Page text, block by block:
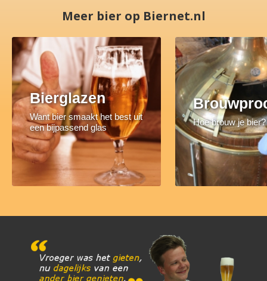
Meer bier op Biernet.nl
Bierglazen
Want bier smaakt het best uit
een bijpassend glas
Hoe brouw je bier?